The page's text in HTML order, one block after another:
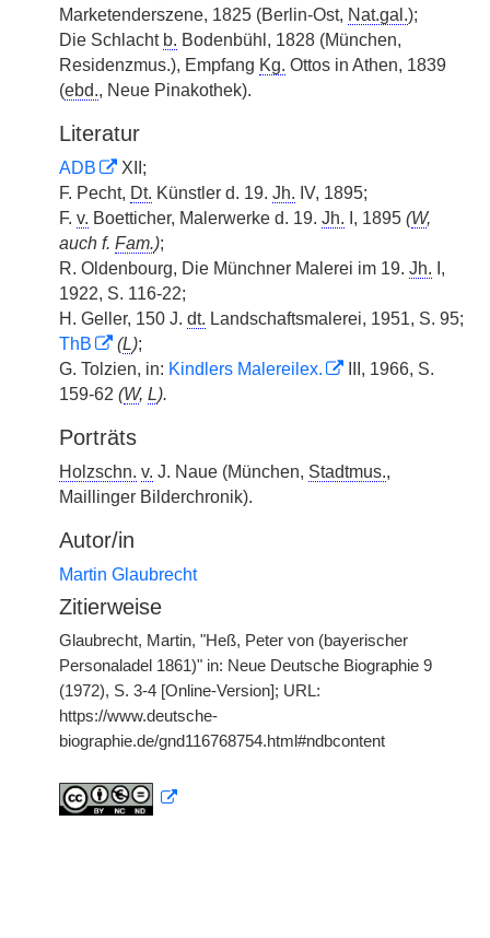
Marketenderszene, 1825 (Berlin-Ost, Nat.gal.);
Die Schlacht b. Bodenbühl, 1828 (München,
Residenzmus.), Empfang Kg. Ottos in Athen, 1839
(ebd., Neue Pinakothek).
Literatur
ADB
XII;
F. Pecht, Dt. Künstler d. 19. Jh. IV, 1895;
F. v. Boetticher, Malerwerke d. 19. Jh. I, 1895 (W,
auch f. Fam.);
R. Oldenbourg, Die Münchner Malerei im 19. Jh. I,
1922, S. 116-22;
H. Geller, 150 J. dt. Landschaftsmalerei, 1951, S. 95;
ThB
(L);
G. Tolzien, in: Kindlers Malereilex.
III, 1966, S.
159-62 (W, L).
Porträts
Holzschn. v. J. Naue (München, Stadtmus.,
Maillinger Bilderchronik).
Autor/in
Martin Glaubrecht
Zitierweise
Glaubrecht, Martin, "Heß, Peter von (bayerischer
Personaladel 1861)" in: Neue Deutsche Biographie 9
(1972), S. 3-4 [Online-Version]; URL:
https://www.deutsche-
biographie.de/gnd116768754.html#ndbcontent